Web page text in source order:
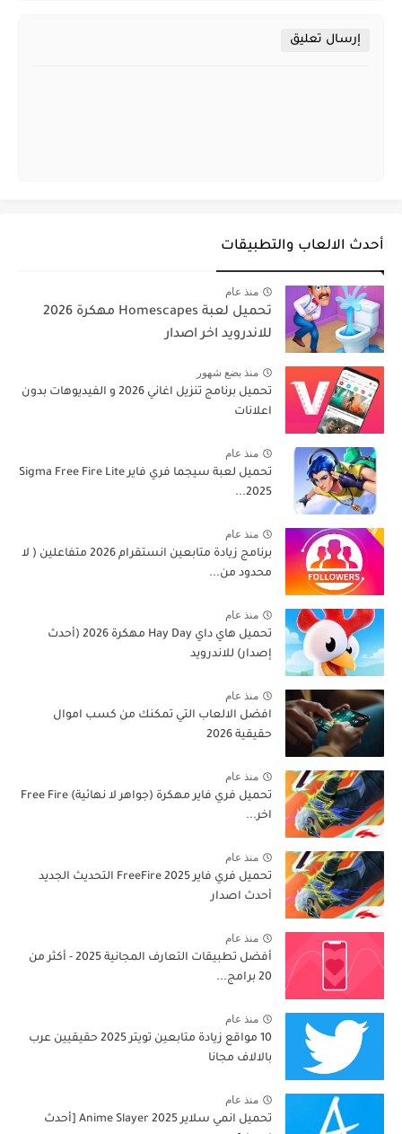
إرسال تعليق
أحدث الالعاب والتطبيقات
منذ عام
تحميل لعبة Homescapes مهكرة 2026
للاندرويد اخر اصدار
منذ بضع شهور
تحميل برنامج تنزيل اغاني 2026 و الفيديوهات بدون
اعلانات
منذ عام
تحميل لعبة سيجما فري فاير Sigma Free Fire Lite
2025...
منذ عام
برنامج زيادة متابعين انستقرام 2026 متفاعلين ( لا
محدود من...
منذ عام
تحميل هاي داي Hay Day مهكرة 2026 (أحدث
إصدار) للاندرويد
منذ عام
افضل الالعاب التي تمكنك من كسب اموال
حقيقية 2026
منذ عام
تحميل فري فاير مهكرة (جواهر لا نهائية) Free Fire
اخر...
منذ عام
تحميل فري فاير 2025 FreeFire التحديث الجديد
أحدث اصدار
منذ عام
أفضل تطبيقات التعارف المجانية 2025 - أكثر من
20 برامج...
منذ عام
10 مواقع زيادة متابعين تويتر 2025 حقيقيين عرب
بالالاف مجانا
منذ عام
تحميل انمي سلاير 2025 Anime Slayer [أحدث